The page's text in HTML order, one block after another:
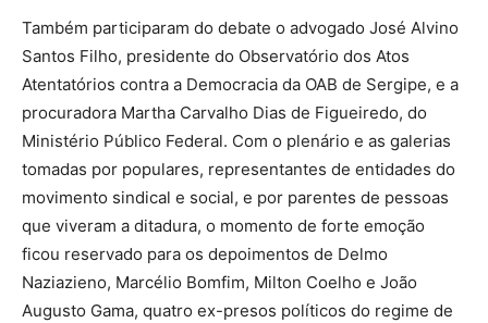
Também participaram do debate o advogado José Alvino
Santos Filho, presidente do Observatório dos Atos
Atentatórios contra a Democracia da OAB de Sergipe, e a
procuradora Martha Carvalho Dias de Figueiredo, do
Ministério Público Federal. Com o plenário e as galerias
tomadas por populares, representantes de entidades do
movimento sindical e social, e por parentes de pessoas
que viveram a ditadura, o momento de forte emoção
ficou reservado para os depoimentos de Delmo
Naziazieno, Marcélio Bomfim, Milton Coelho e João
Augusto Gama, quatro ex-presos políticos do regime de